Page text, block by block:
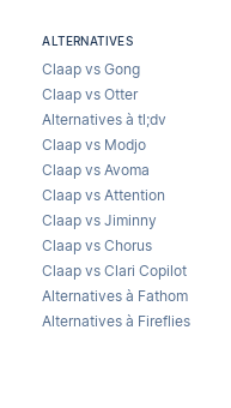
ALTERNATIVES
Claap vs Gong
Claap vs Otter
Alternatives à tl;dv
Claap vs Modjo
Claap vs Avoma
Claap vs Attention
Claap vs Jiminny
Claap vs Chorus
Claap vs Clari Copilot
Alternatives à Fathom
Alternatives à Fireflies